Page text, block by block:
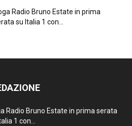
Radio Bruno Estate in prima
su Italia 1 con...
Radio Bruno Estate in prima serata
1 con...